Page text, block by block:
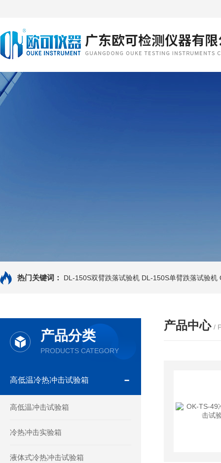
热门关键词： DL-150S双臂跌落试验机 DL-150S单臂跌落试验机
产品分类
PRODUCTS CATEGORY
高低温冷热冲击试验箱
高低温冲击试验箱
冷热冲击实验箱
液体式冷热冲击试验箱
产品中心 /